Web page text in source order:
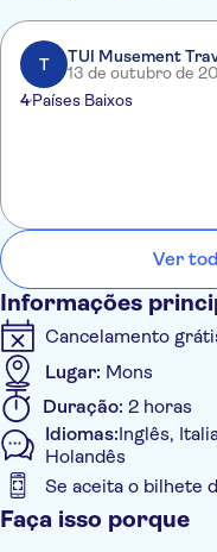
Durante esta trilha, você
(Eglise Sainte-Elisabeth),
(Collégiale Sainte-
du Mayeur), Beffroi de
Valenciennoise, Saint
Como funciona? Com a
com instruções de como
Uma vez no ponto de
cidade, é muito fácil!
T
TUI Musement
13 de outubro de
4Países Baixos
Ver
Informações
Cancelamento
Lugar: Mons
Duração: 2 horas
Idiomas:Inglês,
Holandês
Se aceita o bilhete
Informações
Faça isso porque